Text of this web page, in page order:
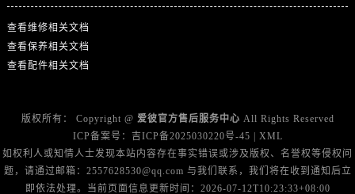
海南省东方市八所镇解放西路爱彼售后服务中心（需提前预约）
海南省琼海市嘉积镇东风路爱彼售后服务中心（需提前预约）
查看维修相关文档
查看保养相关文档
查看配件相关文档
版权所有： Copyright @ 爱彼官方售后服务中心 All Rights Reserved
ICP备案号： 吉ICP备2025030220号-45 | XML
如权利人或知情人士发现本站内容存在事实错误或涉及版权、名誉权等侵权问
题，请通过邮箱：2557628530@qq.com 与我们联系，我们将在收到通知后立
即依法处理。当前页面信息更新时间：2026-07-12T10:23:33+08:00